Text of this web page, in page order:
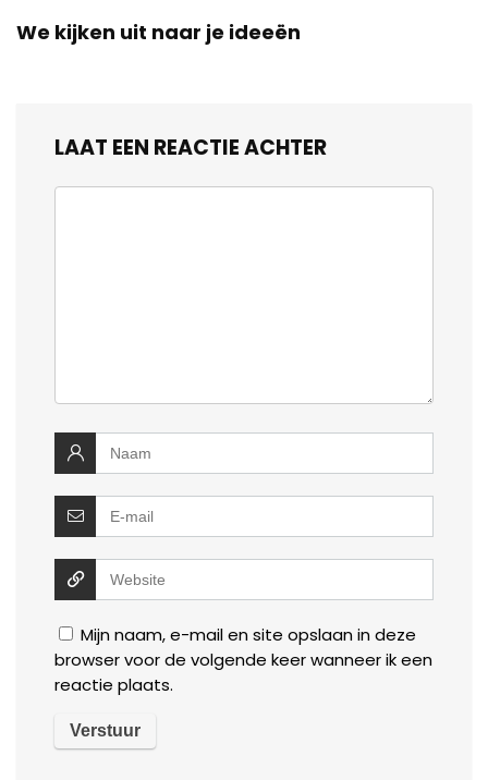
We kijken uit naar je ideeën
LAAT EEN REACTIE ACHTER
Mijn naam, e-mail en site opslaan in deze
browser voor de volgende keer wanneer ik een
reactie plaats.